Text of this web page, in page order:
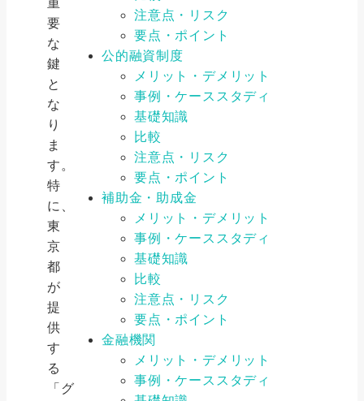
要
な
鍵
と
な
り
ま
す。
特
に、
東
京
都
が
提
供
す
る
「グ
注意点・リスク
要点・ポイント
公的融資制度
メリット・デメリット
事例・ケーススタディ
基礎知識
比較
注意点・リスク
要点・ポイント
補助金・助成金
メリット・デメリット
事例・ケーススタディ
基礎知識
比較
注意点・リスク
要点・ポイント
金融機関
メリット・デメリット
事例・ケーススタディ